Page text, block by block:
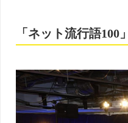
「ネット流行語100